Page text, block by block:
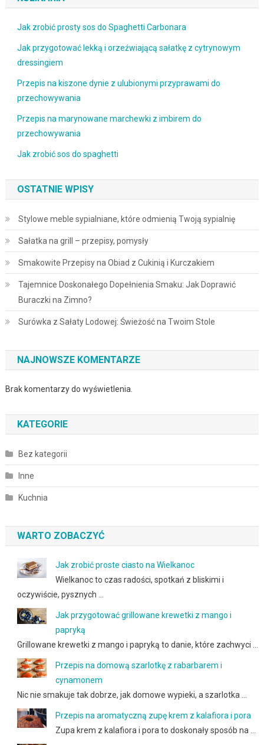
Jak zrobić prosty sos do Spaghetti Carbonara
Jak przygotować lekką i orzeźwiającą sałatkę z cytrynowym
dressingiem
Przepis na kiszone dynie z ulubionymi przyprawami do
przechowywania
Przepis na marynowane marchewki z imbirem do
przechowywania
Jak zrobić sos do spaghetti
OSTATNIE WPISY
Stylowe meble sypialniane, które odmienią Twoją sypialnię
Sałatka na grill – przepisy, pomysły
Smakowite Przepisy na Obiad z Cukinią i Kurczakiem
Tajemnice Doskonałego Dopełnienia Smaku: Jak Doprawić
Buraczki na Zimno?
Surówka z Sałaty Lodowej: Świeżość na Twoim Stole
NAJNOWSZE KOMENTARZE
Brak komentarzy do wyświetlenia.
KATEGORIE
Bez kategorii
Inne
Kuchnia
WARTO ZOBACZYĆ
Jak zrobić proste ciasto na Wielkanoc
Wielkanoc to czas radości, spotkań z bliskimi i
oczywiście, pysznych …
Jak przygotować grillowane krewetki z mango i
papryką
Grillowane krewetki z mango i papryką to danie, które zachwyci …
Przepis na domową szarlotkę z rabarbarem i
cynamonem
Nic nie smakuje tak dobrze, jak domowe wypieki, a szarlotka …
Przepis na aromatyczną zupę krem z kalafiora i pora
Zupa krem z kalafiora i pora to doskonały sposób na …